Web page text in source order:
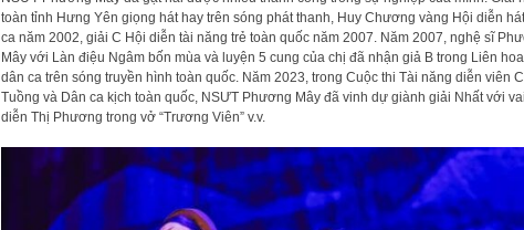
toàn tỉnh Hưng Yên giọng hát hay trên sóng phát thanh, Huy Chương vàng Hội diễn
ca năm 2002, giải C Hội diễn tài năng trẻ toàn quốc năm 2007. Năm 2007, nghệ sĩ
Mây với Làn điệu Ngâm bốn mùa và luyện 5 cung của chị đã nhận giả B trong Liên
dân ca trên sóng truyền hình toàn quốc. Năm 2023, trong Cuộc thi Tài năng diễn viên
Tuồng và Dân ca kịch toàn quốc, NSƯT Phương Mây đã vinh dự giành giải Nhất với vai
diễn Thị Phương trong vở “Trương Viên” v.v.